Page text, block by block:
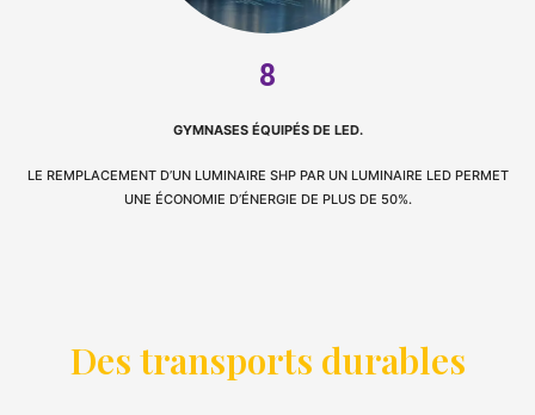
8
GYMNASES ÉQUIPÉS DE LED.
LE REMPLACEMENT D’UN LUMINAIRE SHP PAR UN LUMINAIRE LED PERMET
UNE ÉCONOMIE D’ÉNERGIE DE PLUS DE 50%.
Des transports durables